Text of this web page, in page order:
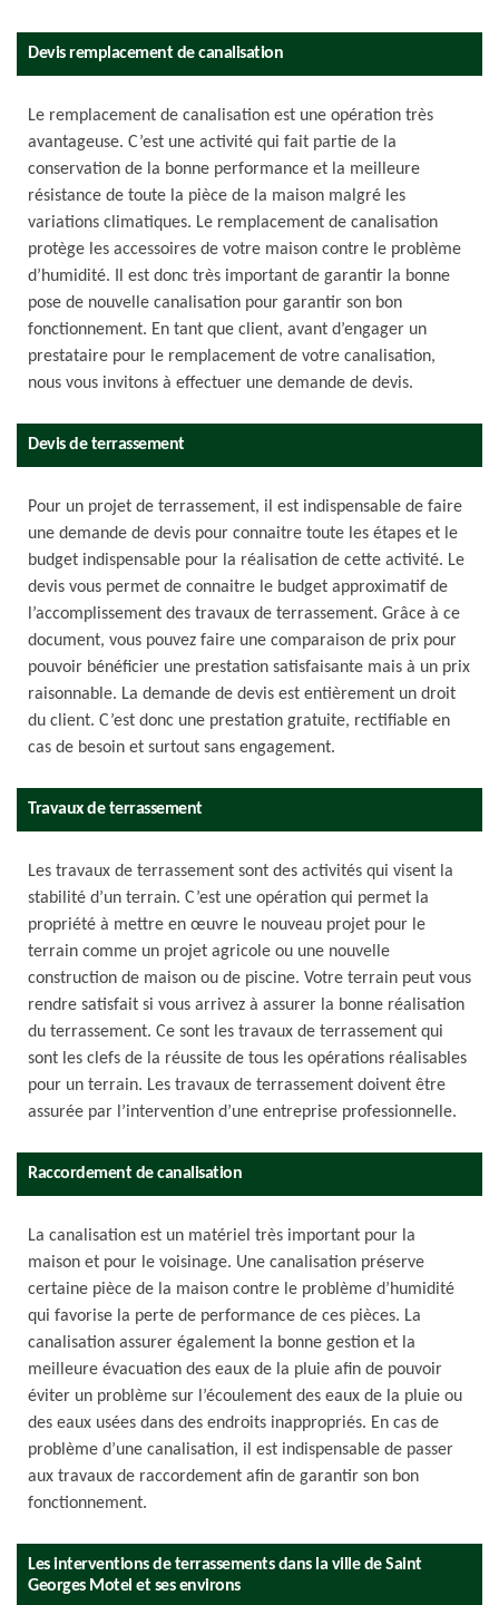
Devis remplacement de canalisation
Le remplacement de canalisation est une opération très
avantageuse. C’est une activité qui fait partie de la
conservation de la bonne performance et la meilleure
résistance de toute la pièce de la maison malgré les
variations climatiques. Le remplacement de canalisation
protège les accessoires de votre maison contre le problème
d’humidité. Il est donc très important de garantir la bonne
pose de nouvelle canalisation pour garantir son bon
fonctionnement. En tant que client, avant d’engager un
prestataire pour le remplacement de votre canalisation,
nous vous invitons à effectuer une demande de devis.
Devis de terrassement
Pour un projet de terrassement, il est indispensable de faire
une demande de devis pour connaitre toute les étapes et le
budget indispensable pour la réalisation de cette activité. Le
devis vous permet de connaitre le budget approximatif de
l’accomplissement des travaux de terrassement. Grâce à ce
document, vous pouvez faire une comparaison de prix pour
pouvoir bénéficier une prestation satisfaisante mais à un prix
raisonnable. La demande de devis est entièrement un droit
du client. C’est donc une prestation gratuite, rectifiable en
cas de besoin et surtout sans engagement.
Travaux de terrassement
Les travaux de terrassement sont des activités qui visent la
stabilité d’un terrain. C’est une opération qui permet la
propriété à mettre en œuvre le nouveau projet pour le
terrain comme un projet agricole ou une nouvelle
construction de maison ou de piscine. Votre terrain peut vous
rendre satisfait si vous arrivez à assurer la bonne réalisation
du terrassement. Ce sont les travaux de terrassement qui
sont les clefs de la réussite de tous les opérations réalisables
pour un terrain. Les travaux de terrassement doivent être
assurée par l’intervention d’une entreprise professionnelle.
Raccordement de canalisation
La canalisation est un matériel très important pour la
maison et pour le voisinage. Une canalisation préserve
certaine pièce de la maison contre le problème d’humidité
qui favorise la perte de performance de ces pièces. La
canalisation assurer également la bonne gestion et la
meilleure évacuation des eaux de la pluie afin de pouvoir
éviter un problème sur l’écoulement des eaux de la pluie ou
des eaux usées dans des endroits inappropriés. En cas de
problème d’une canalisation, il est indispensable de passer
aux travaux de raccordement afin de garantir son bon
fonctionnement.
Les interventions de terrassements dans la ville de Saint
Georges Motel et ses environs